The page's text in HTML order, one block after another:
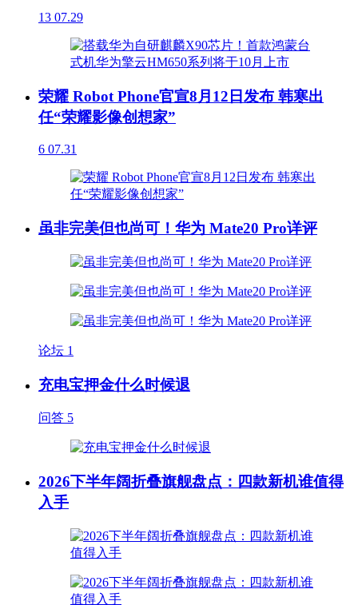
13 07.29
荣耀 Robot Phone官宣8月12日发布 韩寒出
任“荣耀影像创想家”
6 07.31
虽非完美但也尚可！华为 Mate20 Pro详评
论坛 1
充电宝押金什么时候退
问答 5
2026下半年阔折叠旗舰盘点：四款新机谁值得
入手